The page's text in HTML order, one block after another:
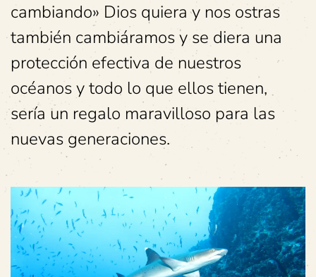
cambiando» Dios quiera y nos ostras
también cambiáramos y se diera una
protección efectiva de nuestros
océanos y todo lo que ellos tienen,
sería un regalo maravilloso para las
nuevas generaciones.